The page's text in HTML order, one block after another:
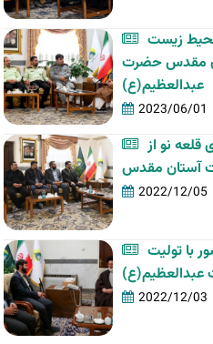
زیست
مقدس حضرت
عبدالعظیم(ع)
2023/06/01
نو از
2022/12/05
با تولیت
2022/12/03